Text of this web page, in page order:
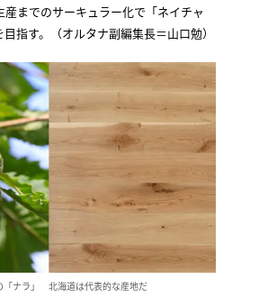
産までのサーキュラー化で「ネイチャ
指す。（オルタナ副編集長＝山口勉）
「ナラ」 北海道は代表的な産地だ